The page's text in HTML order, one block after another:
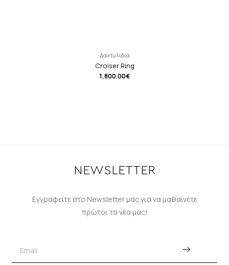
Δαχτυλίδια
Croiser Ring
1,800.00€
NEWSLETTER
Εγγραφείτε στο Newsletter μας για να μαθαίνετε
πρώτοι τα νέα μας!